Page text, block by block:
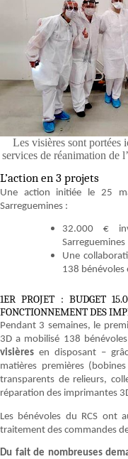
Les visières sont portées
services de réanimation de
L’action en 3 projets
Une action initiée le 25
Sarreguemines :
32.000 €
Sarreguemines
Une
138 bénévoles
1ER PROJET : BUDGET
FONCTIONNEMENT DES
Pendant 3 semaines, le
3D a mobilisé 138
visièresen disposant –
matières premières
transparents de relieurs,
réparation des imprimantes
Les bénévoles du RCS ont
traitement des commandes
Du fait de nombreuses